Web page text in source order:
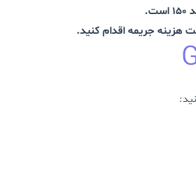
هزینه جریمه اقدام کنید.